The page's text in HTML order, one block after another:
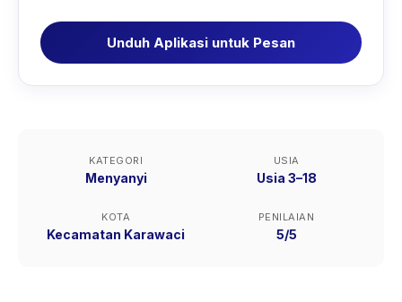
Unduh Aplikasi untuk Pesan
KATEGORI
Menyanyi
USIA
Usia 3–18
KOTA
Kecamatan Karawaci
PENILAIAN
5/5